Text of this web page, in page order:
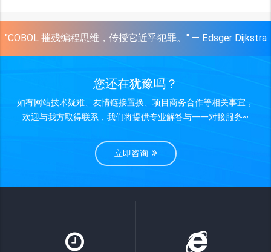
"COBOL 摧残编程思维，传授它近乎犯罪。" — Edsger Dijkstra
您还在犹豫吗？
如有网站技术疑难、友情链接置换、项目商务合作等相关事宜，
欢迎与我方取得联系，我们将提供专业解答与一一对接服务~
立即咨询